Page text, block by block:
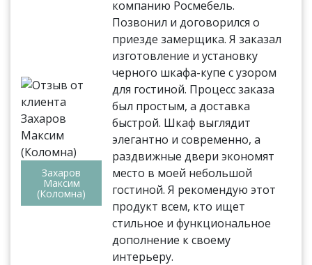
Захаров
Максим
(Коломна)
компанию Росмебель.
Позвонил и договорился о
приезде замерщика. Я заказал
изготовление и установку
черного шкафа-купе с узором
для гостиной. Процесс заказа
был простым, а доставка
быстрой. Шкаф выглядит
элегантно и современно, а
раздвижные двери экономят
место в моей небольшой
гостиной. Я рекомендую этот
продукт всем, кто ищет
стильное и функциональное
дополнение к своему
интерьеру.